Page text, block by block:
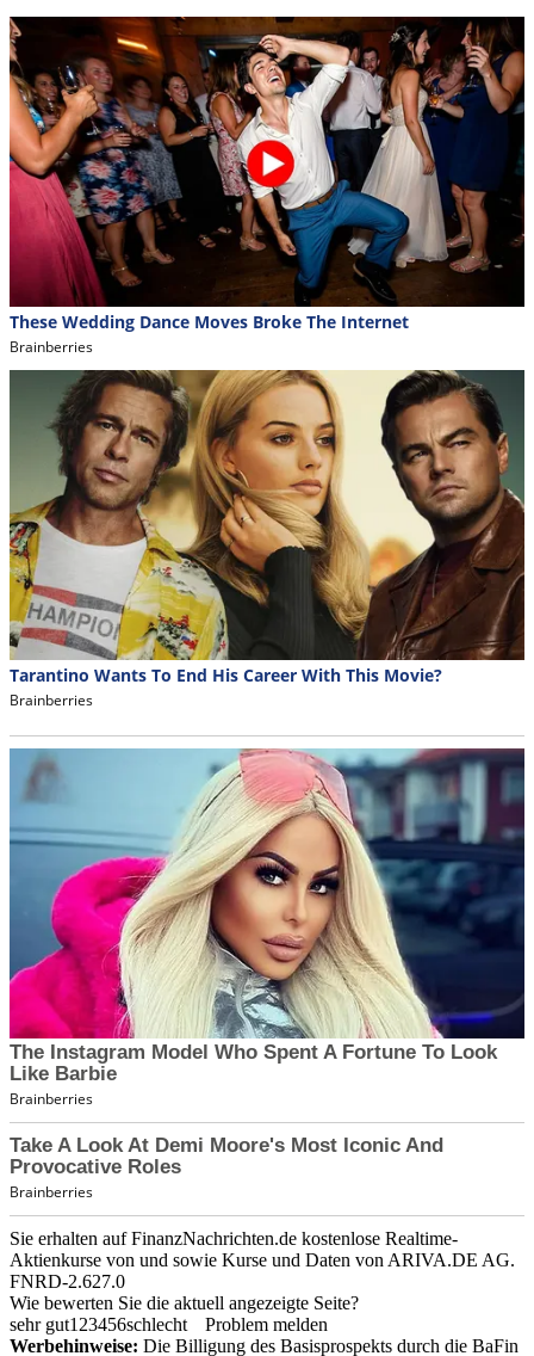
Sie erhalten auf FinanzNachrichten.de kostenlose Realtime-
Aktienkurse von und sowie Kurse und Daten von ARIVA.DE AG.
FNRD-2.627.0
Wie bewerten Sie die aktuell angezeigte Seite?
sehr gut1 23456schlecht
Problem melden
Werbehinweise: Die Billigung des Basisprospekts durch die BaFin